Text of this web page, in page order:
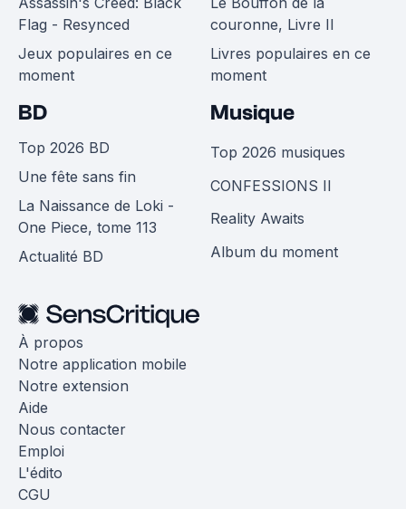
Flag - Resynced
Jeux populaires en ce
moment
couronne, Livre II
Livres populaires en ce
moment
BD
Top 2026 BD
Une fête sans fin
La Naissance de Loki -
One Piece, tome 113
Actualité BD
Musique
Top 2026 musiques
CONFESSIONS II
Reality Awaits
Album du moment
À propos
Notre application mobile
Notre extension
Aide
Nous contacter
Emploi
L'édito
CGU